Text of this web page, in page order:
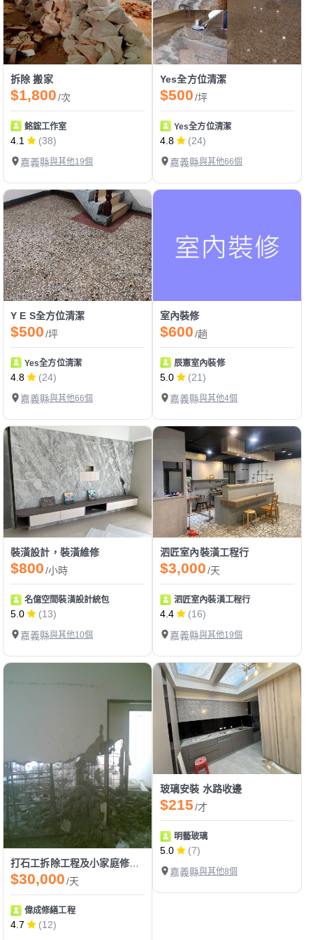
拆除 搬家
$1,800/次
銘鋐工作室
4.1
(38)
嘉義縣與其他19個
Yes全方位清潔
$500/坪
Yes全方位清潔
4.8
(24)
嘉義縣與其他66個
Y E S全方位清潔
$500/坪
Yes全方位清潔
4.8
(24)
嘉義縣與其他66個
室內裝修
$600/趟
辰憲室內裝修
5.0
(21)
嘉義縣與其他4個
裝潢設計，裝潢維修
$800/小時
名億空間裝潢設計統包
5.0
(13)
嘉義縣與其他10個
泗匠室內裝潢工程行
$3,000/天
泗匠室內裝潢工程行
4.4
(16)
嘉義縣與其他19個
打石工拆除工程及小家庭修改拆除
$30,000/天
偉成修繕工程
4.7
(12)
玻璃安裝 水路收邊
$215/才
明藝玻璃
5.0
(7)
嘉義縣與其他8個